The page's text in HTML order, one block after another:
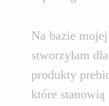
Na bazie
stworzyłam
produkty
które